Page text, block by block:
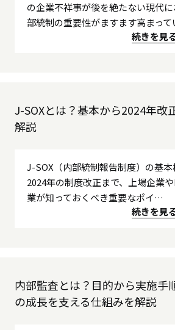
の企業不祥事が後を絶たない現代
部統制の重要性がますます高まっ
続きを見
J-SOXとは？基本から2024年改
解説
J-SOX（内部統制報告制度）の基本
2024年の制度改正まで、上場企業
業が知っておくべき重要なポイ…
続きを見
内部監査とは？目的から実施手
の成長を支える仕組みを解説